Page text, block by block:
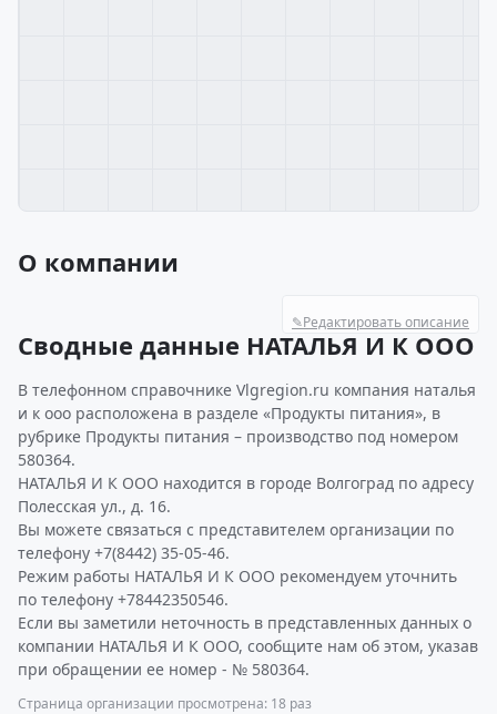
О компании
✎Редактировать описание
Сводные данные НАТАЛЬЯ И К ООО
В телефонном справочнике Vlgregion.ru компания наталья
и к ооо расположена в разделе «Продукты питания», в
рубрике Продукты питания – производство под номером
580364.
НАТАЛЬЯ И К ООО находится в городе Волгоград по адресу
Полесская ул., д. 16.
Вы можете связаться с представителем организации по
телефону +7(8442) 35-05-46.
Режим работы НАТАЛЬЯ И К ООО рекомендуем уточнить
по телефону +78442350546.
Если вы заметили неточность в представленных данных о
компании НАТАЛЬЯ И К ООО, сообщите нам об этом, указав
при обращении ее номер - № 580364.
Страница организации просмотрена: 18 раз